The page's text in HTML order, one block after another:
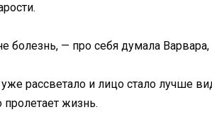
— про себя думала Варвара,
рассветало и лицо стало лучше
жизнь.